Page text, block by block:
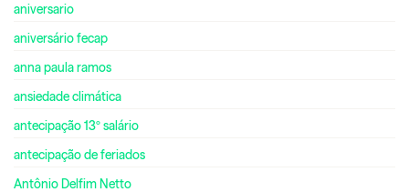
aniversario
aniversário fecap
anna paula ramos
ansiedade climática
antecipação 13º salário
antecipação de feriados
Antônio Delfim Netto